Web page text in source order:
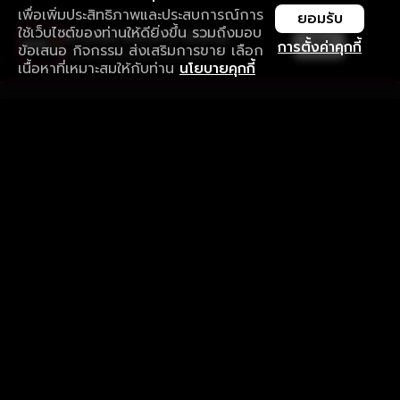
เพื่อเพิ่มประสิทธิภาพและประสบการณ์การ
ใช้เว็บไซต์ของท่านให้ดียิ่งขึ้น รวมถึงมอบ
ข้อเสนอ กิจกรรม ส่งเสริมการขาย เลือก
เนื้อหาที่เหมาะสมให้กับท่าน นโยบายคุกกี้
การตั้งค่าคุกกี้
ยอมรับ
ใช้งานแอป ลื่นไหลกว่า ไม่มีสะดุด
ดาวน์โหลดแอปเพื่อการรับชมที่ดีกว่า เปิด